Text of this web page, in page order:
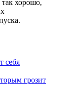
хорошо,
себя
грозит